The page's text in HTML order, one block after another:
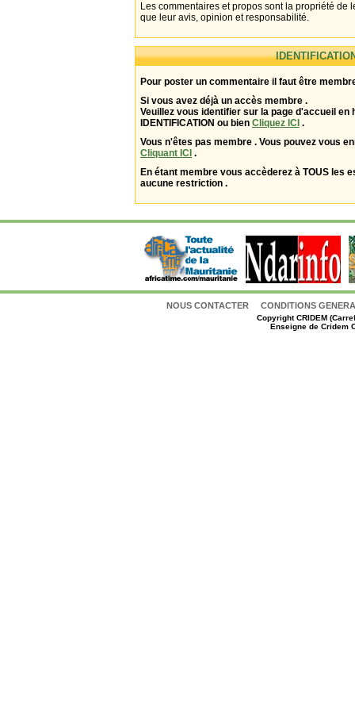
Les commentaires et propos sont la propriété de
que leur avis, opinion et responsabilité.
Pour poster un commentaire il faut être
Si vous avez déjà un accès membre .
Veuillez vous identifier sur la page d'accueil en
IDENTIFICATION ou bien Cliquez ICI .
Vous n'êtes pas membre . Vous pouvez vous
Cliquant ICI .
En étant membre vous accèderez à TOUS les
aucune restriction .
NOUS CONTACTER CONDITIONS
CopyrightCRIDEM
Enseigne de Cridem